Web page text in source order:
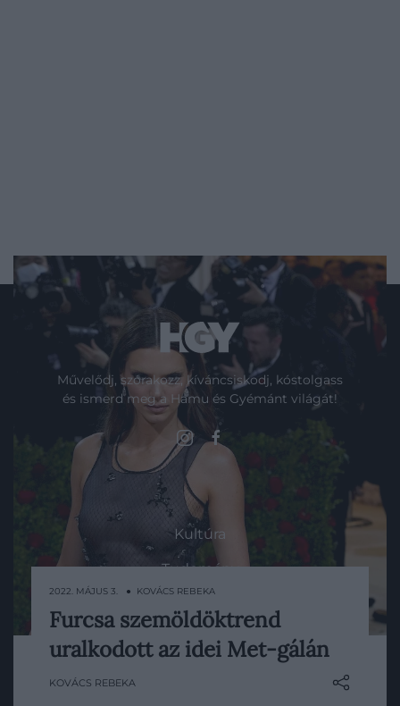
Viszlát vastag szemöldök?
2022. MÁJUS 3. ● KOVÁCS REBEKA
Furcsa szemöldöktrend
uralkodott az idei Met-gálán
KOVÁCS REBEKA
Művelődj, szórakozz, kíváncsiskodj, kóstolgass
és ismerd meg a Hamu és Gyémánt világát!
ROVATOK
Kultúra
Tudomány
Pénz